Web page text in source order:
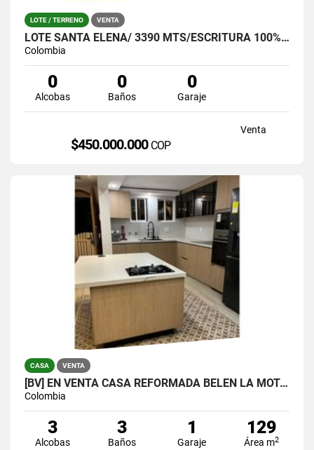
LOTE / TERRENO VENTA
LOTE SANTA ELENA/ 3390 MTS/ESCRITURA 100%- OPORTUNIDAD!
Colombia
0
Alcobas
0
Baños
0
Garaje
Venta
$450.000.000 COP
CASA VENTA
[BV] EN VENTA CASA REFORMADA BELÉN LA MOTA, MEDELLÍN, ANTIOQUIA
Colombia
3
Alcobas
3
Baños
1
Garaje
129
Área m2